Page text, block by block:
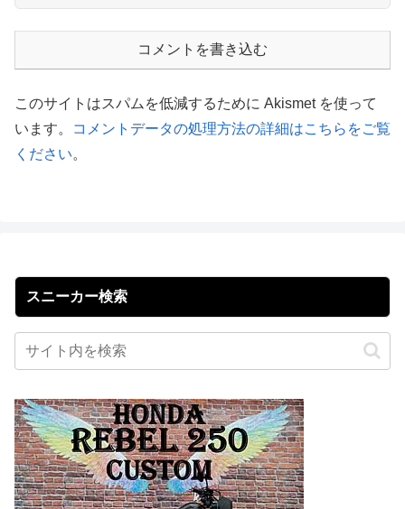
コメントを書き込む
このサイトはスパムを低減するために Akismet を使って
います。
コメントデータの処理方法の詳細はこちらをご覧
ください。
スニーカー検索